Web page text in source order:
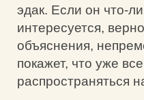
эдак. Если он что-
интересуется,
объяснения,
покажет, что уже
распространяться